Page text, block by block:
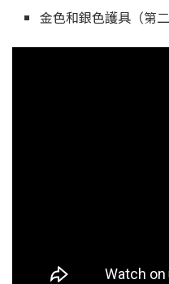
金色和銀色護具（第二